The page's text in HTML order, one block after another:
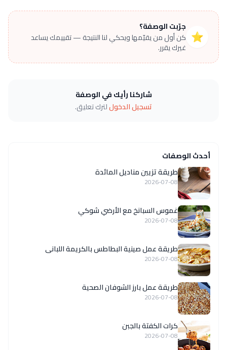
⭐
جرّبت الوصفة؟
كن أول من يقيّمها ويحكي لنا النتيجة — تقييمك يساعد
غيرك يقرر.
شاركنا رأيك في الوصفة
تسجيل الدخوللترك تعليق.
أحدث الوصفات
طريقة تزيين مناديل المائدة
2026-07-08
غموس السبانخ مع الأرضي شوكي
2026-07-08
طريقة عمل صينية البطاطس بالكريمة اللبانى
2026-07-08
طريقة عمل بارز الشوفان الصحية
2026-07-08
كرات الكفتة بالجبن
2026-07-08